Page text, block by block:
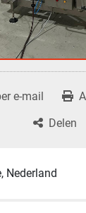
e-mail
Delen
Nederland